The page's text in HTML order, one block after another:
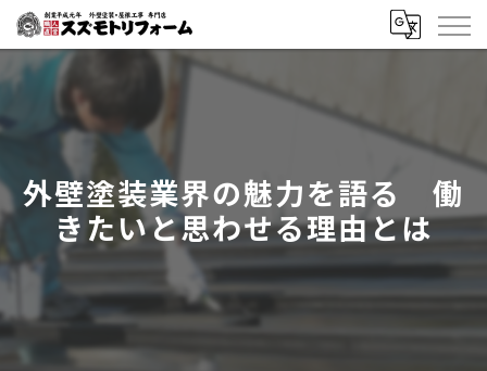
外壁塗装業界の魅力を語る 働
きたいと思わせる理由とは